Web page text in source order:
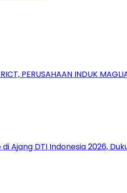
PERUSAHAAN INDUK
Ajang DTI Indonesia 2026,